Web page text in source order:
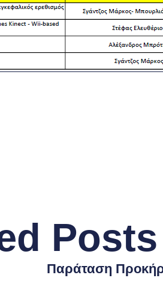
Posts
Παράταση